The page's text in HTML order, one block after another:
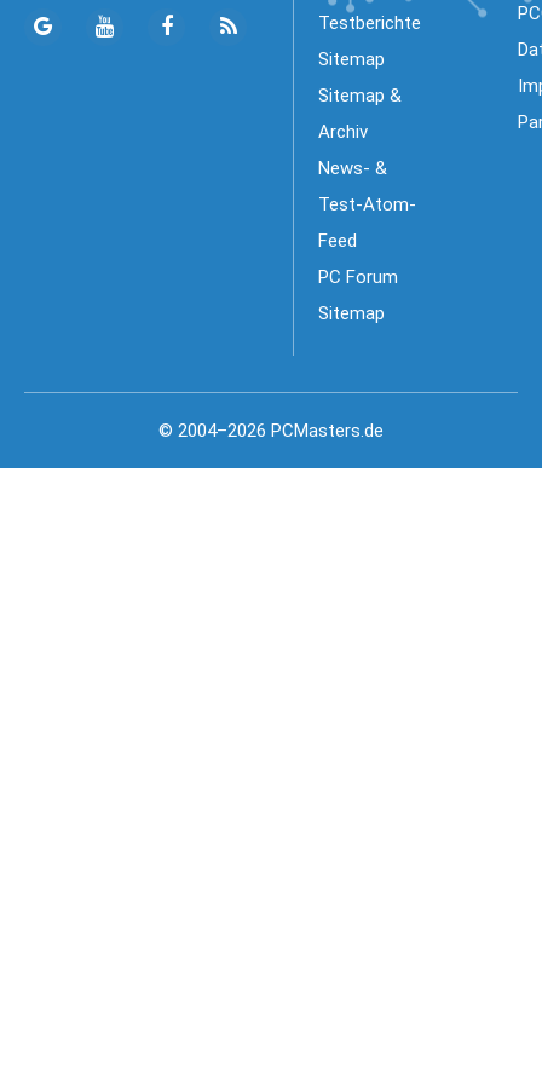
Testberichte
Sitemap
Sitemap &
Archiv
News- &
Test-Atom-
Feed
PC Forum
Sitemap
© 2004–2026 PCMasters.de